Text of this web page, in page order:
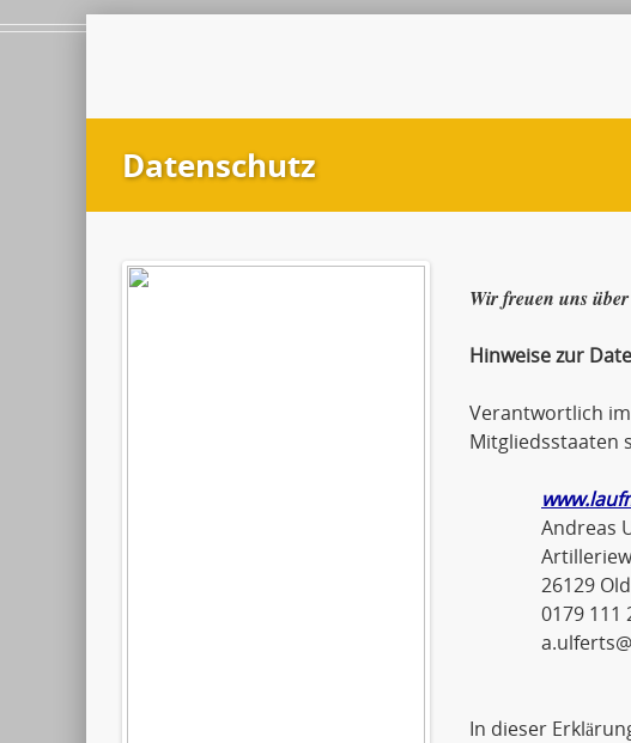
Datenschutz
Wir freuen uns
Hinweise zur
Verantwortlich
Mitgliedsstaaten
Andreas
26129
0179 111 2
In dieser